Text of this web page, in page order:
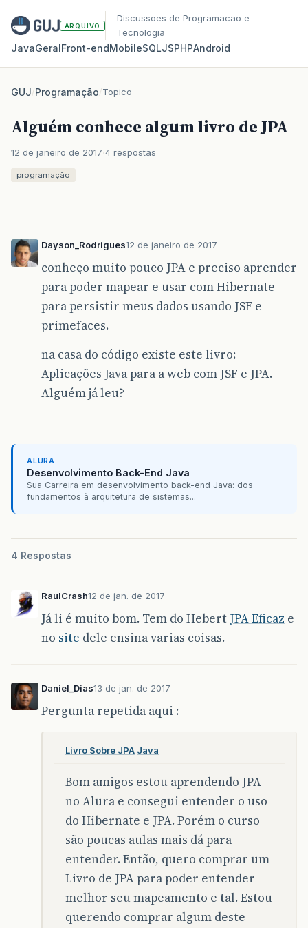
ARQUIVO
Discussoes de Programacao e
Tecnologia
JavaGeralFront‑endMobileSQLJSPHPAndroid
GUJ/Programação/Topico
Alguém conhece algum livro de JPA
12 de janeiro de 2017 4 respostas
programação
Dayson_Rodrigues12 de janeiro de 2017
conheço muito pouco JPA e preciso aprender
para poder mapear e usar com Hibernate
para persistir meus dados usando JSF e
primefaces.
na casa do código existe este livro:
Aplicações Java para a web com JSF e JPA.
Alguém já leu?
ALURA
Desenvolvimento Back-End Java
Sua Carreira em desenvolvimento back-end Java: dos
fundamentos à arquitetura de sistemas...
4 Respostas
RaulCrash12 de jan. de 2017
Já li é muito bom. Tem do Hebert JPA Eficaz e
no site dele ensina varias coisas.
Daniel_Dias13 de jan. de 2017
Pergunta repetida aqui :
Livro Sobre JPA Java
Bom amigos estou aprendendo JPA
no Alura e consegui entender o uso
do Hibernate e JPA. Porém o curso
são poucas aulas mais dá para
entender. Então, quero comprar um
Livro de JPA para poder entender
melhor seu mapeamento e tal. Estou
querendo comprar algum deste